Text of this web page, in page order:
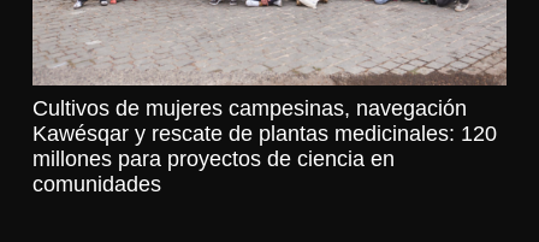
Cultivos de mujeres campesinas, navegación
Kawésqar y rescate de plantas medicinales: 120
millones para proyectos de ciencia en
comunidades